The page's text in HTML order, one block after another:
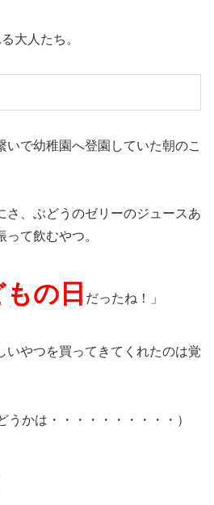
大人たち。
いで幼稚園へ登園していた朝のこ
さ、ぶどうのゼリーのジュースあ
て飲むやつ。
の日 だったね！」
いやつを買ってきてくれたのは覚
うかは・・・・・・・・・・）